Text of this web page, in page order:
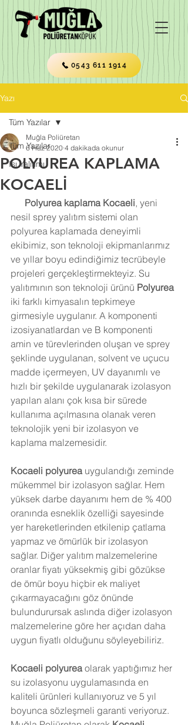
0543 611 1914
Yazı
Tüm Yazılar
Isı Yalıtımı
Tüm Yazılar
POLYUREA KAPLAMA
KOCAELİ
Muğla Poliüretan
6 Haz 2020 4 dakikada okunur
Polyurea kaplama Kocaeli, yeni
nesil sprey yalıtım sistemi olan
polyurea kaplamada deneyimli
ekibimiz, son teknoloji ekipmanlarımız
ve yıllar boyu edindiğimiz tecrübeyle
projeleri gerçekleştirmekteyiz. Su
yalıtımının son teknoloji ürünü Polyurea
iki farklı kimyasalın tepkimeye
girmesiyle uygulanır. A komponenti
izosiyanatlardan ve B komponenti
amin ve türevlerinden oluşan ve sprey
şeklinde uygulanan, solvent ve uçucu
madde içermeyen, UV dayanımlı ve
hızlı bir şekilde uygulanarak izolasyon
yapılan alanı çok kısa bir sürede
kullanıma açılmasına olanak veren
teknolojik yeni bir izolasyon ve
kaplama malzemesidir.
Kocaeli polyurea uygulandığı zeminde
mükemmel bir izolasyon sağlar. Hem
yüksek darbe dayanımı hem de % 400
oranında esneklik özelliği sayesinde
yer hareketlerinden etkilenip çatlama
yapmaz ve ömürlük bir izolasyon
sağlar. Diğer yalıtım malzemelerine
oranlar fiyatı yüksekmiş gibi gözükse
de ömür boyu hiçbir ek maliyet
çıkarmayacağını göz önünde
bulundurursak aslında diğer izolasyon
malzemelerine göre her açıdan daha
uygun fiyatlı olduğunu söyleyebiliriz.
Kocaeli polyurea olarak yaptığımız her
su izolasyonu uygulamasında en
kaliteli ürünleri kullanıyoruz ve 5 yıl
boyunca sözleşmeli garanti veriyoruz.